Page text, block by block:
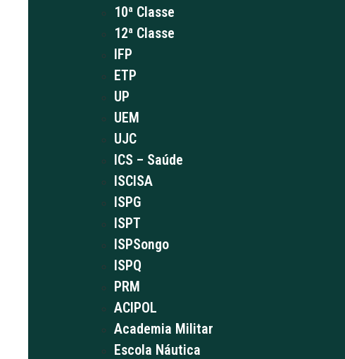
10ª Classe
12ª Classe
IFP
ETP
UP
UEM
UJC
ICS – Saúde
ISCISA
ISPG
ISPT
ISPSongo
ISPQ
PRM
ACIPOL
Academia Militar
Escola Náutica